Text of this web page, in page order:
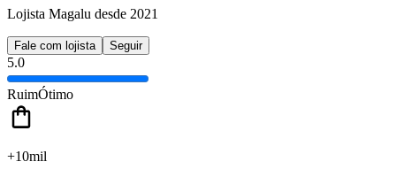
Lojista Magalu desde 2021
Fale com lojista Seguir
5.0
RuimÓtimo
+10mil